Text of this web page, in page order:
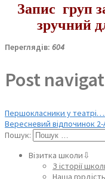
Запис груп
зручний
Переглядів: 604
Post
Першокласники у театрі….
Вересневий відпочинок 2-
Пошук:
Візитка школи⇩
З історії
Наша гордість